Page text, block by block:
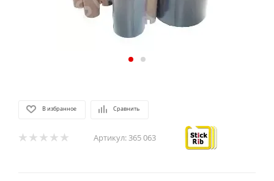
В избранное Сравнить
Артикул:365 063